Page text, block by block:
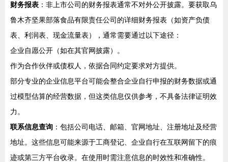
财务报表 ：非上市公司的财务报表通常不对外公开披露。要获取乌
鲁木齐坚果部落食品有限责任公司的详细财务报表（如资产负债
表、利润表、现金流量表），通常需要通过以下途径：
企业自愿公开（如在其官网披露）。
作为合作伙伴或债权人，依据合同约定要求对方提供。
部分专业的企业信息平台可能会整合企业自行申报的财务数据或通
过模型估算的经营数据，但这类信息仅供参考，不具备法律证明效
力。
联系信息查询 ：包括公司电话、邮箱、官网地址、注册地址及经营
地址。这些信息可能来源于工商登记、企业自行在互联网留下的痕
迹或第三方平台收录。在使用时需注意信息的时效性和准确性。